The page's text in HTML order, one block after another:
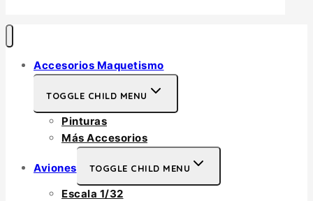
Accesorios Maquetismo
TOGGLE CHILD MENU
Pinturas
Más Accesorios
Aviones TOGGLE CHILD MENU
Escala 1/32